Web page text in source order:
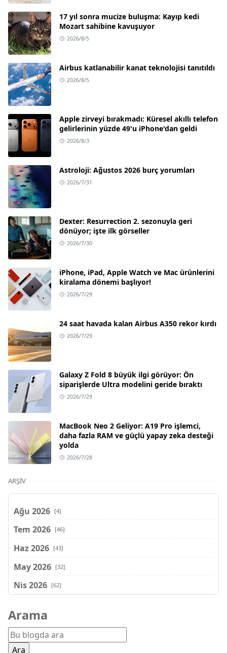
17 yıl sonra mucize buluşma: Kayıp kedi
Mozart sahibine kavuşuyor
2026/8/5
Airbus katlanabilir kanat teknolojisi tanıtıldı
2026/8/5
Apple zirveyi bırakmadı: Küresel akıllı telefon
gelirlerinin yüzde 49'u iPhone'dan geldi
2026/8/3
Astroloji: Ağustos 2026 burç yorumları
2026/7/31
Dexter: Resurrection 2. sezonuyla geri
dönüyor; işte ilk görseller
2026/7/30
iPhone, iPad, Apple Watch ve Mac ürünlerini
kiralama dönemi başlıyor!
2026/7/29
24 saat havada kalan Airbus A350 rekor kırdı
2026/7/29
Galaxy Z Fold 8 büyük ilgi görüyor: Ön
siparişlerde Ultra modelini geride bıraktı
2026/7/29
MacBook Neo 2 Geliyor: A19 Pro işlemci,
daha fazla RAM ve güçlü yapay zeka desteği
yolda
2026/7/28
ARŞIV
Ağu 2026 [4]
Tem 2026 [46]
Haz 2026 [43]
May 2026 [32]
Nis 2026 [62]
Şub 2026
Oca 2026 [72]
Arama